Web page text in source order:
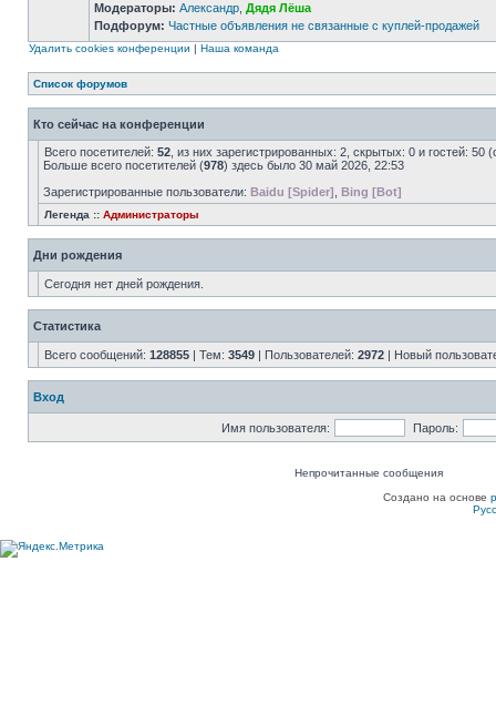
Модераторы: Александр Дядя Лёша
Подфорум: Частные объявления не связанные с куплей-продажей
Удалить cookies конференции | Наша команда
Список форумов
Кто сейчас на конференции
Всего посетителей: 52 , из них зарегистрированных: 2, скрытых: 0 и гостей:
Больше всего посетителей (978) здесь было 30 май 2026, 22:53
Зарегистрированные пользователи: Baidu [Spider] Bing [Bot]
Легенда :: Администраторы
Дни рождения
Сегодня нет дней рождения.
Статистика
Всего сообщений: 128855 | Тем: 3549 | Пользователей: 2972 | Новый
Вход
Имя пользователя: Пароль:
Непрочитанные сообщения
Создано на основе